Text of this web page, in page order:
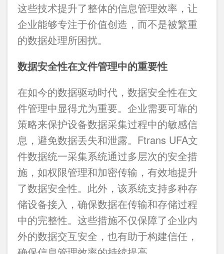
这些技术提升了整体的信息管理效率，让
企业能够专注于价值创造，而不是被繁重
的数据处理所困扰。
数据安全性在文件管理中的重要性
在如今的数据驱动时代，数据安全性在文
件管理中显得尤为重要。企业需要可靠的
策略来保护设备数据采集过程中的敏感信
息，避免数据丢失和泄露。Ftrans UFA文
件数据统一采集系统通过多层次的安全措
施，如权限管理和加密传输，有效地提升
了数据安全性。此外，该系统支持多种存
储设备接入，确保数据在传输和存储过程
中的完整性。这些措施不仅保障了企业内
外的数据交互安全，也有助于构建信任，